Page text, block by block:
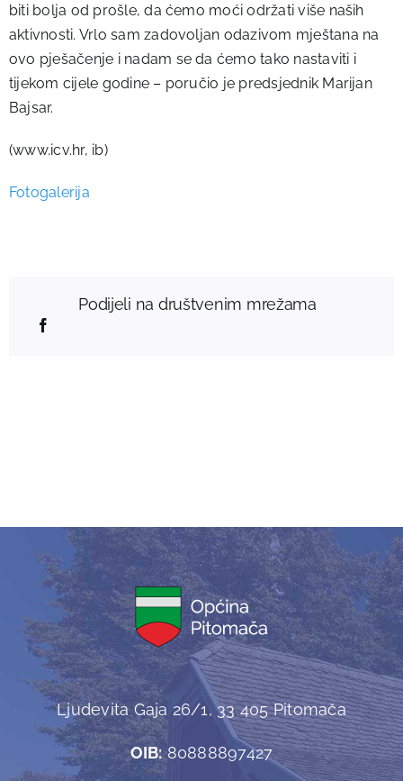
biti bolja od prošle, da ćemo moći održati više naših
aktivnosti. Vrlo sam zadovoljan odazivom mještana na
ovo pješačenje i nadam se da ćemo tako nastaviti i
tijekom cijele godine – poručio je predsjednik Marijan
Bajsar.
(www.icv.hr, ib)
Fotogalerija
Podijeli na društvenim mrežama
Ljudevita Gaja 26/1, 33 405 Pitomača
OIB:80888897427